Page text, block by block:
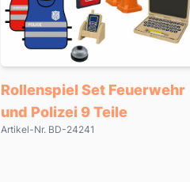
Rollenspiel Set Feuerwehr
und Polizei 9 Teile
Artikel-Nr. BD-24241